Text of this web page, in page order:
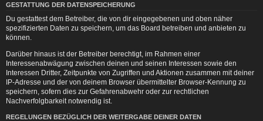
GESTATTUNG DER DATENSPEICHERUNG
Du gestattest dem Betreiber, die von dir eingegebenen und oben näher
spezifizierten Daten zu speichern, um das Board betreiben und anbieten zu
können.
Darüber hinaus ist der Betreiber berechtigt, im Rahmen einer
Interessenabwägung zwischen deinen und seinen Interessen sowie den
Interessen Dritter, Zeitpunkte von Zugriffen und Aktionen zusammen mit deiner
IP-Adresse und der von deinem Browser übermittelter Browser-Kennung zu
speichern, sofern dies zur Gefahrenabwehr oder zur rechtlichen
Nachverfolgbarkeit notwendig ist.
REGELUNGEN BEZÜGLICH DER WEITERGABE DEINER DATEN